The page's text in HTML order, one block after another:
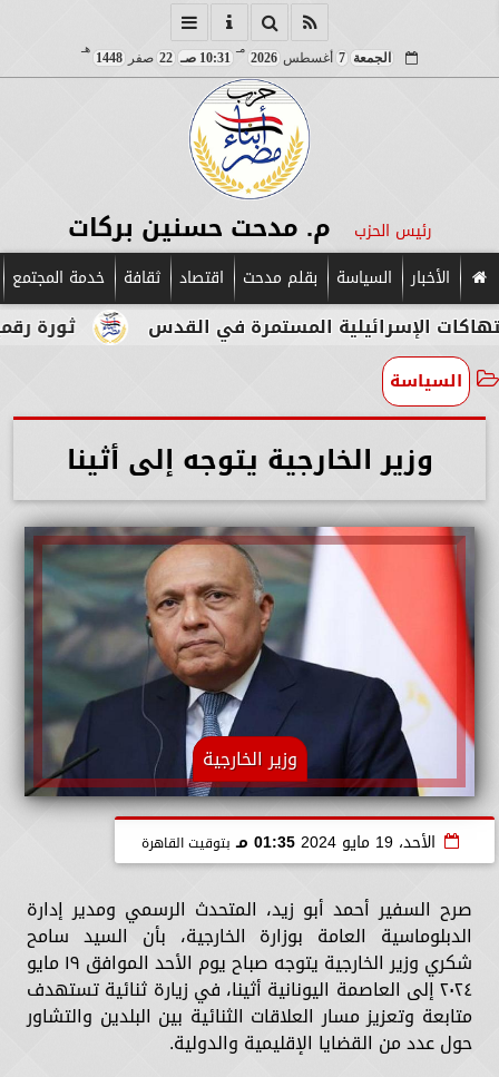
الجمعة 7 أغسطس 2026
مـ
10:31 صـ 22 صفر 1448
هـ
رئيس الحزب م. مدحت حسنين بركات
الأخبار السياسة بقلم مدحت اقتصاد ثقافة خدمة المجتمع
ثورة رقمية في المستمرة في القدس
السياسة
وزير الخارجية يتوجه إلى أثينا
وزير الخارجية
الأحد، 19 مايو 2024 01:35 مـ بتوقيت القاهرة
صرح السفير أحمد أبو زيد، المتحدث الرسمي ومدير إدارة
الدبلوماسية العامة بوزارة الخارجية، بأن السيد سامح
شكري وزير الخارجية يتوجه صباح يوم الأحد الموافق ١٩ مايو
٢٠٢٤ إلى العاصمة اليونانية أثينا، في زيارة ثنائية تستهدف
متابعة وتعزيز مسار العلاقات الثنائية بين البلدين والتشاور
حول عدد من القضايا الإقليمية والدولية.